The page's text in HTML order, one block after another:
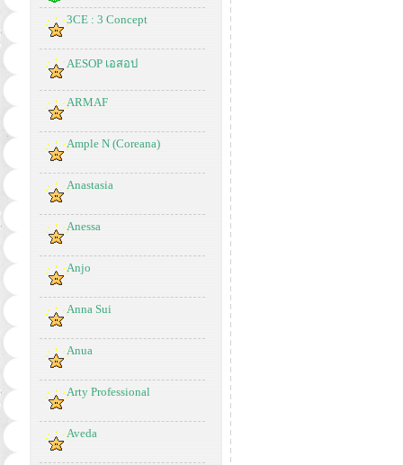
3CE : 3 Concept
AESOP เอสอป
ARMAF
Ample N (Coreana)
Anastasia
Anessa
Anjo
Anna Sui
Anua
Arty Professional
Aveda